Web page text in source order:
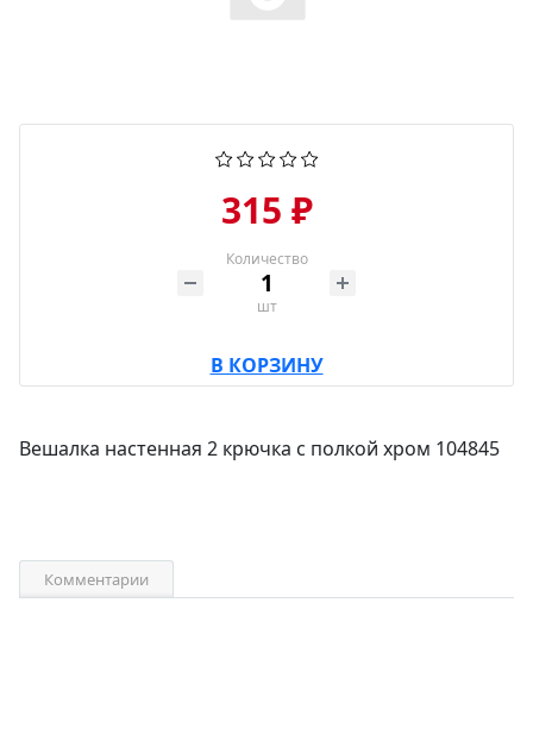
315 ₽
Количество
шт
В КОРЗИНУ
Вешалка настенная 2 крючка с полкой хром 104845
Комментарии